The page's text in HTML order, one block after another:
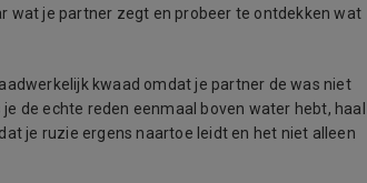
wat je partner zegt en probeer te ontdekken wat
kwaad omdat je partner de was niet
de echte reden eenmaal boven water hebt, haal
je ruzie ergens naartoe leidt en het niet alleen